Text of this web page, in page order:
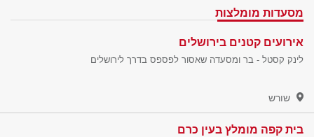
מסעדות מומלצות
אירועים קטנים בירושלים
לינק קסטל - בר ומסעדה שאסור לפספס בדרך לירושלים
שורש
בית קפה מומלץ בעין כרם